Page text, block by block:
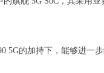
5G的加持下，能够进一